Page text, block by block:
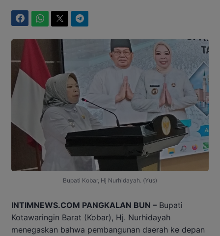
Bupati Kobar, Hj Nurhidayah. (Yus)
INTIMNEWS.COM PANGKALAN BUN – Bupati
Kotawaringin Barat (Kobar), Hj. Nurhidayah
menegaskan bahwa pembangunan daerah ke depan